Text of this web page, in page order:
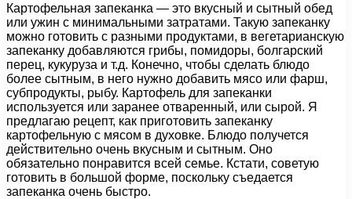
Картофельная запеканка — это вкусный и сытный обед
или ужин с минимальными затратами. Такую запеканку
можно готовить с разными продуктами, в вегетарианскую
запеканку добавляются грибы, помидоры, болгарский
перец, кукуруза и т.д. Конечно, чтобы сделать блюдо
более сытным, в него нужно добавить мясо или фарш,
субпродукты, рыбу. Картофель для запеканки
используется или заранее отваренный, или сырой. Я
предлагаю рецепт, как приготовить запеканку
картофельную с мясом в духовке. Блюдо получется
действительно очень вкусным и сытным. Оно
обязательно понравится всей семье. Кстати, советую
готовить в большой форме, поскольку съедается
запеканка очень быстро.